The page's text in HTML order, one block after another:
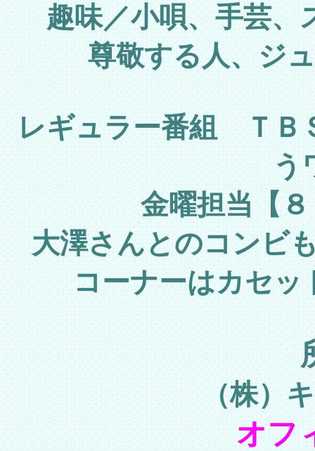
趣味／小唄、手芸、
尊敬する人、ジ
レギュラー番組 ＴＢ
う
金曜担当【
大澤さんとのコンビ
コーナーはカセッ
（株）
オフ